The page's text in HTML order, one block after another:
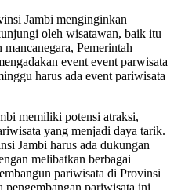
Jambi menginginkan
oleh wisatawan, baik itu
Pemerintah
event event parwisata
harus ada event pariwisata
memiliki potensi atraksi,
yang menjadi daya tarik.
Jambi harus ada dukungan
melibatkan berbagai
pariwisata di Provinsi
pengembangan pariwisata ini